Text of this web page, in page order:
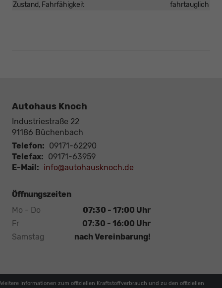
Zustand, Fahrfähigkeit
fahrtauglich
Autohaus Knoch
Industriestraße 22
91186 Büchenbach
Telefon: 09171-62290
Telefax: 09171-63959
E-Mail: info@autohausknoch.de
Öffnungszeiten
Mo - Do
07:30 - 17:00 Uhr
Fr
07:30 - 16:00 Uhr
Samstag
nach Vereinbarung!
Weitere Informationen zum offiziellen Kraftstoffverbrauch und zu den offiziellen